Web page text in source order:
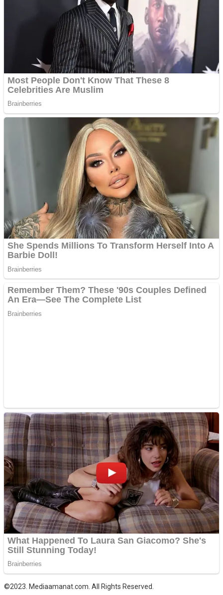
©2023. Mediaamanat.com. All Rights Reserved.